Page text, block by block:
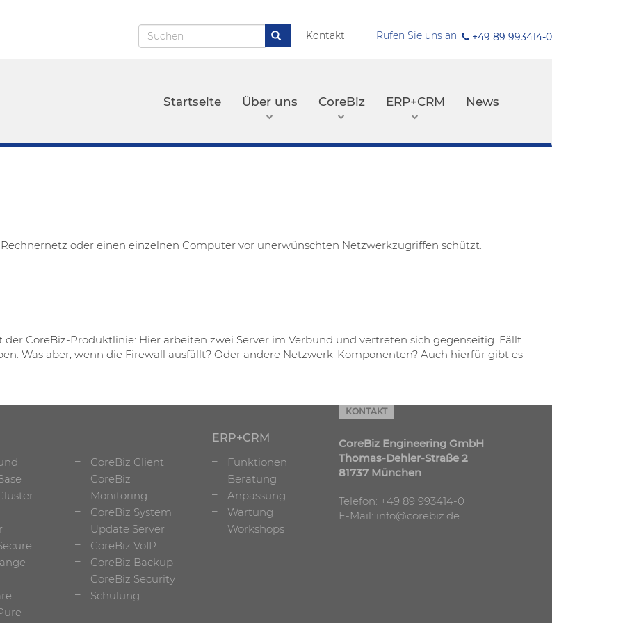
Suchen Suchen
Kontakt Rufen Sie uns an +49 89 993414-0
Startseite Über uns CoreBiz ERP+CRM News
oder einen einzelnen Computer vor unerwünschten Netzwerkzugriffen schützt.
CoreBiz-Produktlinie: Hier arbeiten zwei Server im Verbund und vertreten sich gegenseitig. Fällt
Was aber, wenn die Firewall ausfällt? Oder andere Netzwerk-Komponenten? Auch hierfür gibt es
CoreBiz Client
CoreBiz
Monitoring
CoreBiz System
Update Server
CoreBiz VoIP
CoreBiz Backup
CoreBiz Security
Schulung
ERP+CRM
Funktionen
Beratung
Anpassung
Wartung
Workshops
KONTAKT
CoreBiz Engineering GmbH
Thomas-Dehler-Straße 2
81737 München
Telefon: +49 89 993414-0
E-Mail: info@corebiz.de